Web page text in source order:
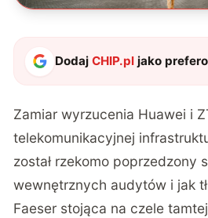
DodajCHIP.pl jako
Zamiarwyrzucenia Huawei i
telekomunikacyjnej
został rzekomo poprzedzony
wewnętrznych audytów i jak
Faeser stojąca na czele